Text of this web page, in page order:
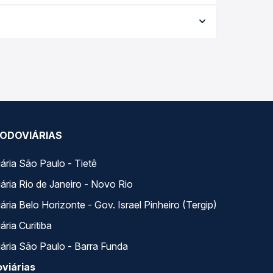
oferta para o seu roteiro.
São Paulo - Tietê
Rio de Janeiro - Novo Rio
Belo Horizonte - Gov. Israel Pinheiro (Tergip)
Curitiba
São Paulo - Barra Funda